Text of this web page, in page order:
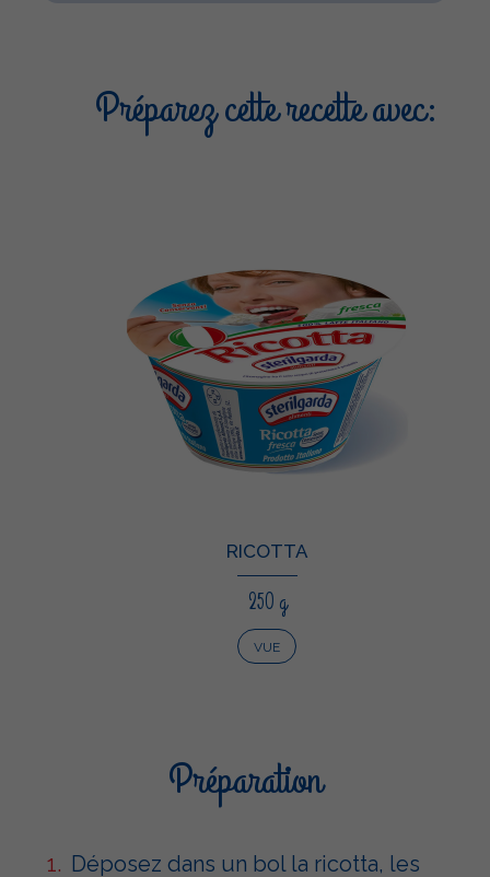
Préparez cette recette avec:
RICOTTA
250 g
VUE
Préparation
Déposez dans un bol la ricotta, les